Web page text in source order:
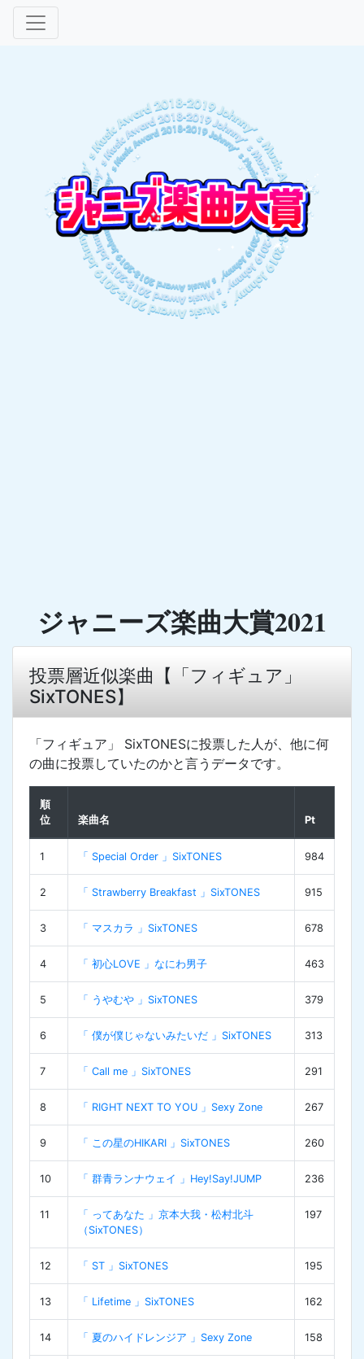
ジャニーズ楽曲大賞2021
投票層近似楽曲【「フィギュア」
SixTONES】
「フィギュア」 SixTONESに投票した人が、他に何
の曲に投票していたのかと言うデータです。
順
位
楽曲名 Pt
1 「 Special Order 」SixTONES 984
2 「 Strawberry Breakfast 」SixTONES 915
3 「 マスカラ 」SixTONES 678
4 「 初心LOVE 」なにわ男子 463
5 「 うやむや 」SixTONES 379
6 「 僕が僕じゃないみたいだ 」SixTONES 313
7 「 Call me 」SixTONES 291
8 「 RIGHT NEXT TO YOU 」Sexy Zone 267
9 「 この星のHIKARI 」SixTONES 260
10 「 群青ランナウェイ 」Hey!Say!JUMP 236
11
「 ってあなた 」京本大我・松村北斗
（SixTONES）
197
12 「 ST 」SixTONES 195
13 「 Lifetime 」SixTONES 162
14 「 夏のハイドレンジア 」Sexy Zone 158